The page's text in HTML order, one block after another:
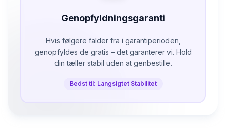
Genopfyldningsgaranti
Hvis følgere falder fra i garantiperioden,
genopfyldes de gratis – det garanterer vi. Hold
din tæller stabil uden at genbestille.
Bedst til: Langsigtet Stabilitet